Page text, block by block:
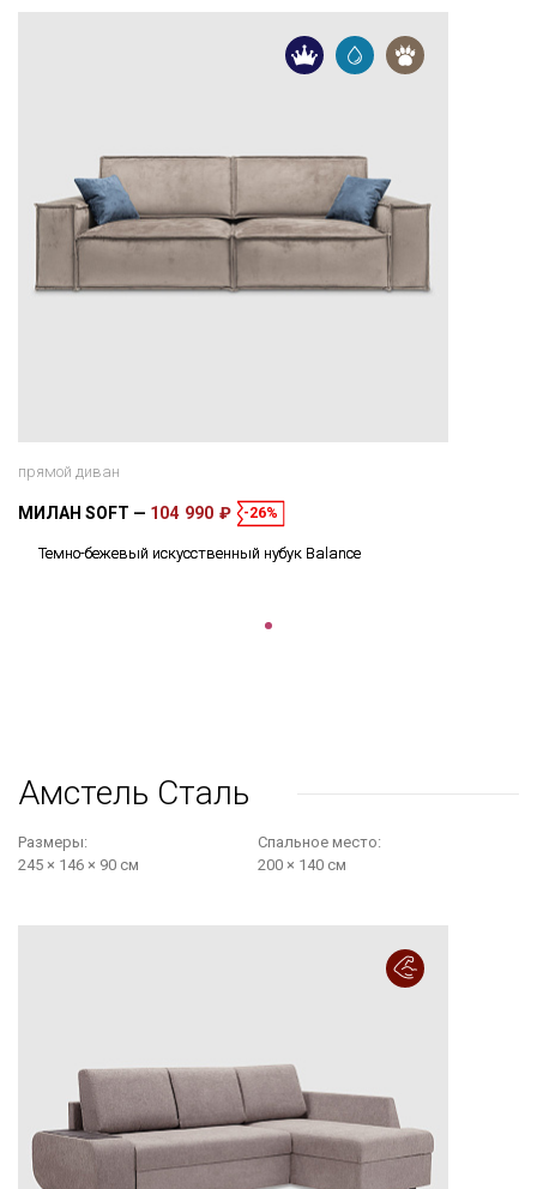
прямой диван
МИЛАН SOFT 104 990 ₽ -26%
Темно-бежевый искусственный нубук Balance
Амстель Сталь
Размеры:
245 × 146 × 90 см
Cпальное место:
200 × 140 см